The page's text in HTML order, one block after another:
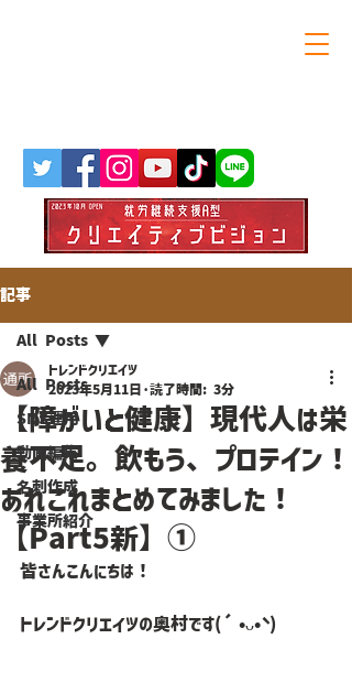
記事
All Posts
SNS運用
動画編集
名刺作成
事業所紹介
All Posts
【障がいと健康】現代人は栄
養不足。飲もう、プロテイン！
あれこれまとめてみました！
【Part5新】①
トレンドクリエイツ
2023年5月11日
読了時間: 3分
皆さんこんにちは！
トレンドクリエイツの奥村です(´•ᴗ•` )